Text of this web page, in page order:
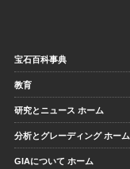
宝石百科事典
教育
研究とニュース ホーム
分析とグレーディング ホーム
GIAについて ホーム